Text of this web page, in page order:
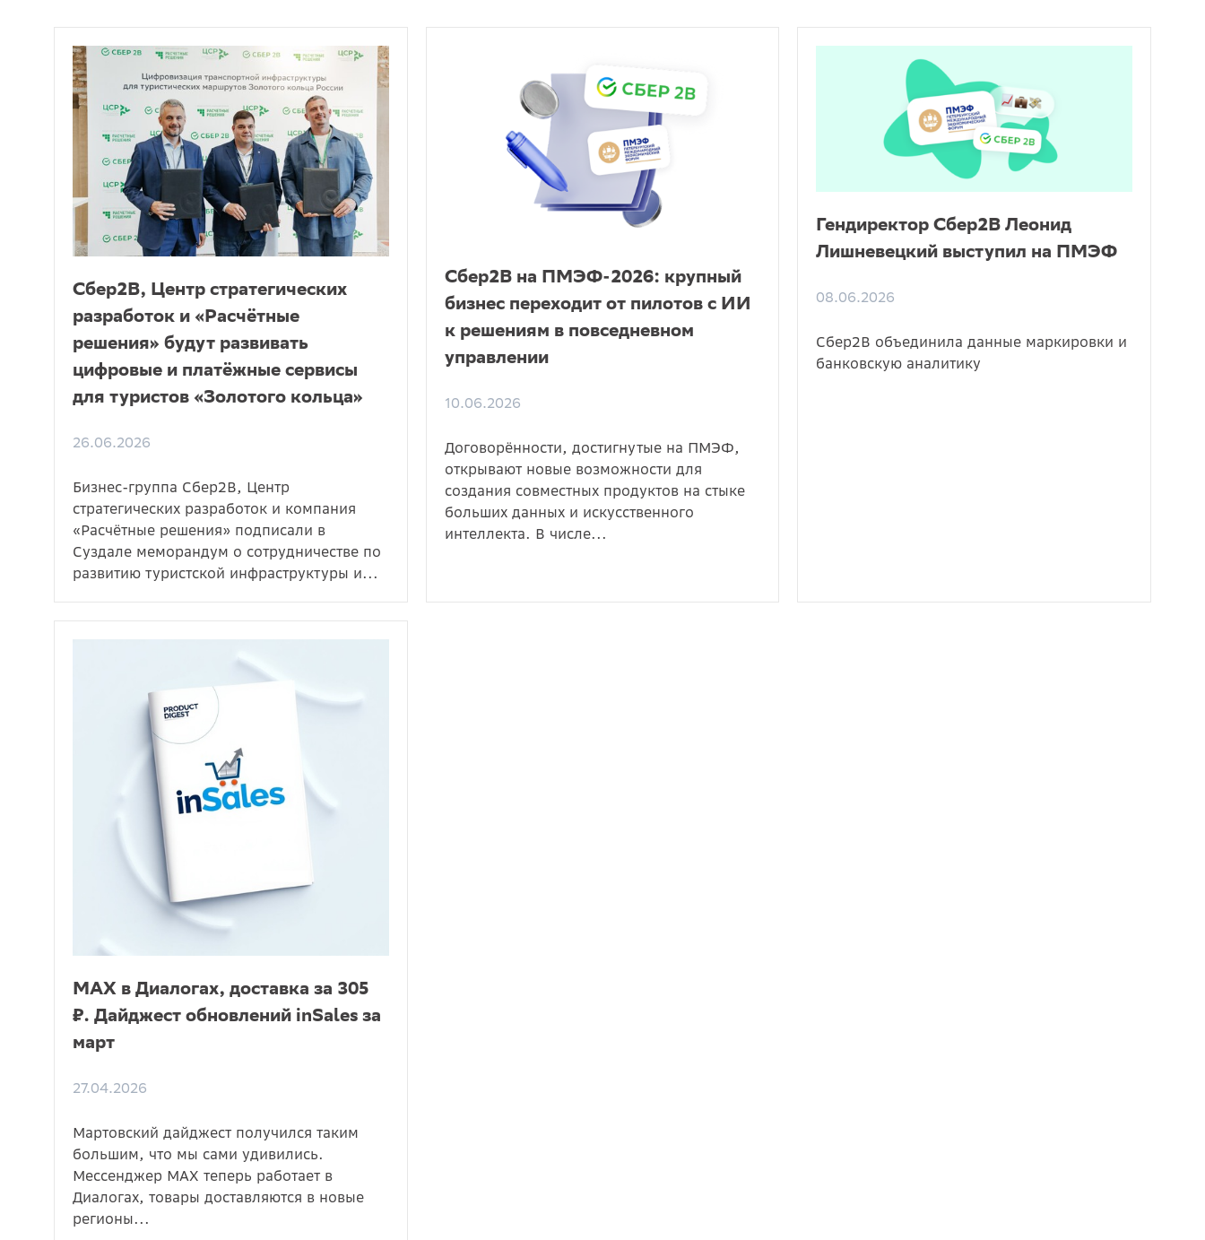
Сбер2B, Центр стратегических
разработок и «Расчётные
решения» будут развивать
цифровые и платёжные сервисы
для туристов «Золотого кольца»
26.06.2026
Бизнес-группа Сбер2B, Центр
стратегических разработок и компания
«Расчётные решения» подписали в
Суздале меморандум о сотрудничестве по
развитию туристской инфраструктуры и...
Сбер2B на ПМЭФ-2026: крупный
бизнес переходит от пилотов с ИИ
к решениям в повседневном
управлении
10.06.2026
Договорённости, достигнутые на ПМЭФ,
открывают новые возможности для
создания совместных продуктов на стыке
больших данных и искусственного
интеллекта. В числе...
Гендиректор Сбер2B Леонид
Лишневецкий выступил на ПМЭФ
08.06.2026
Сбер2B объединила данные маркировки и
банковскую аналитику
MAX в Диалогах, доставка за 305
₽. Дайджест обновлений inSales за
март
27.04.2026
Мартовский дайджест получился таким
большим, что мы сами удивились.
Мессенджер MAX теперь работает в
Диалогах, товары доставляются в новые
регионы...